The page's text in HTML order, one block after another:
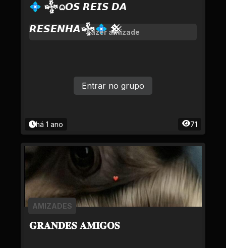
💠 𒈔ᨵ𝙊𝙎 𝙍𝙀𝙄𝙎 𝘿𝘼
𝙍𝙀𝙎𝙀𝙉𝙃𝘼𒈔💠 𒆜
Fazer amizade
há 1 ano 71
Entrar no grupo
𝐆𝐑𝐀𝐍𝐃𝐄𝐒 𝐀𝐌𝐈𝐆𝐎𝐒
AMIZADES